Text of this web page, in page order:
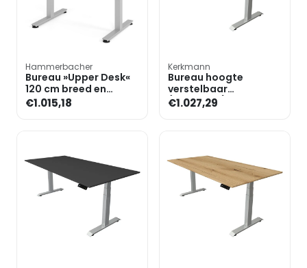
Hammerbacher
Bureau »Upper Desk«
120 cm breed en
elektrisch in hoogte
verstelbaar tot 128,5 c
€1.015,18
Kerkmann
Bureau hoogte
verstelbaar
(elektrisch) »Move 4«
200 cm T-poot
€1.027,29